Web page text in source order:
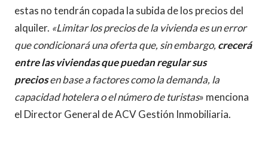
estas no tendrán copada la subida de los precios del
alquiler. «Limitar los precios de la vivienda es un error
que condicionará una oferta que, sin embargo, crecerá
entre las viviendas que puedan regular sus
preciosen base a factores como la demanda, la
capacidad hotelera o el número de turistas» menciona
el Director General de ACV Gestión Inmobiliaria.